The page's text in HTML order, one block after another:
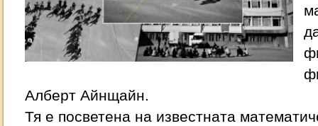
Алберт Айнщайн.
Тя е посветена на известната